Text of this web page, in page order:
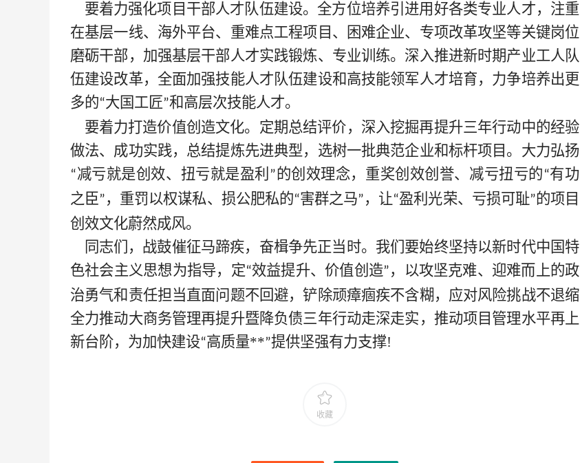
要着力强化项目干部人才队伍建设。全方位培养引进用好各类专业人才，注重
在基层一线、海外平台、重难点工程项目、困难企业、专项改革攻坚等关键岗位
磨砺干部，加强基层干部人才实践锻炼、专业训练。深入推进新时期产业工人队
伍建设改革，全面加强技能人才队伍建设和高技能领军人才培育，力争培养出更
多的“大国工匠”和高层次技能人才。
要着力打造价值创造文化。定期总结评价，深入挖掘再提升三年行动中的经验
做法、成功实践，总结提炼先进典型，选树一批典范企业和标杆项目。大力弘扬
“减亏就是创效、扭亏就是盈利 ”的创效理念，重奖创效创誉、减亏扭亏的“有功
之臣”，重罚以权谋私、损公肥私的“害群之马”，让“盈利光荣、亏损可耻”的项目
创效文化蔚然成风。
同志们，战鼓催征马蹄疾，奋楫争先正当时。我们要始终坚持以新时代中国特
色社会主义思想为指导，定“效益提升、价值创造”，以攻坚克难、迎难而上的政
治勇气和责任担当直面问题不回避，铲除顽瘴痼疾不含糊，应对风险挑战不退缩
全力推动大商务管理再提升暨降负债三年行动走深走实，推动项目管理水平再上
新台阶，为加快建设“高质量**”提供坚强有力支撑!
收藏